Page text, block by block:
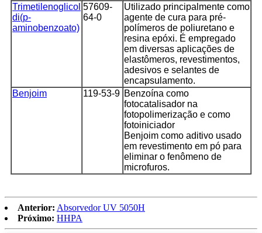
Trimetilenoglicol
di(p-
aminobenzoato)
57609-
64-0
Utilizado principalmente como
agente de cura para pré-
polímeros de poliuretano e
resina epóxi. É empregado
em diversas aplicações de
elastômeros, revestimentos,
adesivos e selantes de
encapsulamento.
Benjoim
119-53-9 Benzoína como
fotocatalisador na
fotopolimerização e como
fotoiniciador
Benjoim como aditivo usado
em revestimento em pó para
eliminar o fenômeno de
microfuros.
Anterior: Absorvedor UV 5050H
Próximo: HHPA